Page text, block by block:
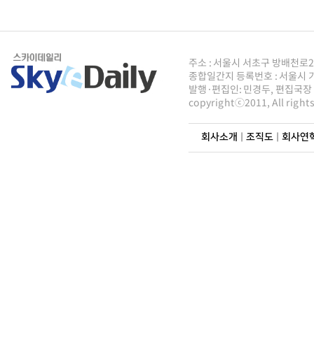
주소 : 서울시 서초구 방배천
종합일간지 등록번호 : 서울
발행·편집인: 민경두, 편집국
copyrightⓒ2011, All rights
회사소개 조직도| 회사연